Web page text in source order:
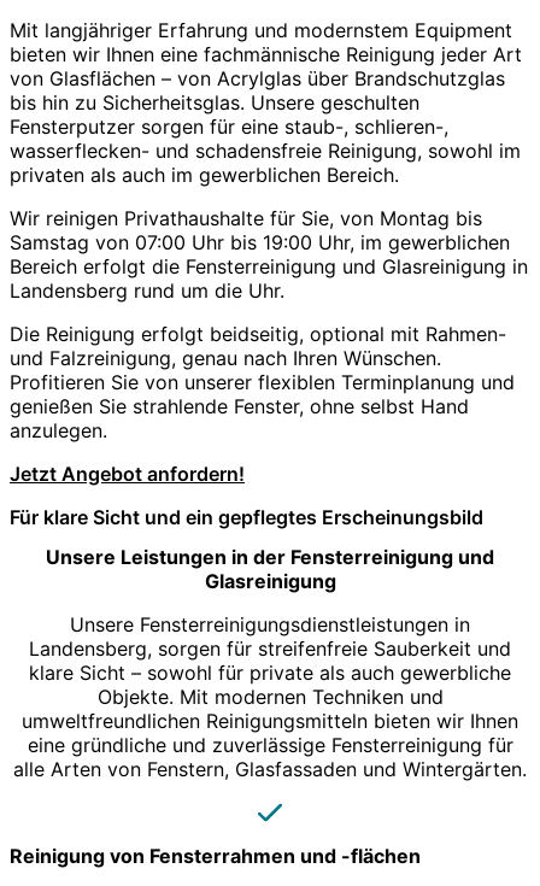
Mit langjähriger Erfahrung und modernstem Equipment
bieten wir Ihnen eine fachmännische Reinigung jeder Art
von Glasflächen – von Acrylglas über Brandschutzglas
bis hin zu Sicherheitsglas. Unsere geschulten
Fensterputzer sorgen für eine staub-, schlieren-,
wasserflecken- und schadensfreie Reinigung, sowohl im
privaten als auch im gewerblichen Bereich.
Wir reinigen Privathaushalte für Sie, von Montag bis
Samstag von 07:00 Uhr bis 19:00 Uhr, im gewerblichen
Bereich erfolgt die Fensterreinigung und Glasreinigung in
Landensberg rund um die Uhr.
Die Reinigung erfolgt beidseitig, optional mit Rahmen-
und Falzreinigung, genau nach Ihren Wünschen.
Profitieren Sie von unserer flexiblen Terminplanung und
genießen Sie strahlende Fenster, ohne selbst Hand
anzulegen.
Jetzt Angebot anfordern!
Für klare Sicht und ein gepflegtes Erscheinungsbild
Unsere Leistungen in der Fensterreinigung und
Glasreinigung
Unsere Fensterreinigungsdienstleistungen in
Landensberg, sorgen für streifenfreie Sauberkeit und
klare Sicht – sowohl für private als auch gewerbliche
Objekte. Mit modernen Techniken und
umweltfreundlichen Reinigungsmitteln bieten wir Ihnen
eine gründliche und zuverlässige Fensterreinigung für
alle Arten von Fenstern, Glasfassaden und Wintergärten.
Reinigung von Fensterrahmen und -flächen